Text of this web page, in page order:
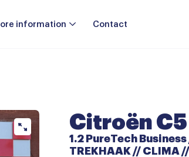
information Contact
Citroën
1.2 PureTech
TREKHAAK // CLIMA